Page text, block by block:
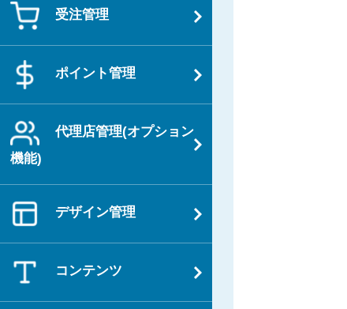
受注管理
ポイント管理
代理店管理(オプション
機能)
デザイン管理
コンテンツ